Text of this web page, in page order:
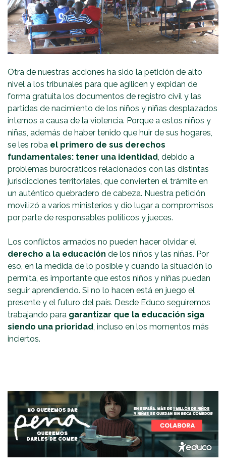
Otra de nuestras acciones ha sido la petición de alto
nivel a los tribunales para que agilicen y expidan de
forma gratuita los documentos de registro civil y las
partidas de nacimiento de los niños y niñas desplazados
internos a causa de la violencia. Porque a estos niños y
niñas, además de haber tenido que huir de sus hogares,
se les roba el primero de sus derechos
fundamentales: tener una identidad, debido a
problemas burocráticos relacionados con las distintas
jurisdicciones territoriales, que convierten el trámite en
un auténtico quebradero de cabeza. Nuestra petición
movilizó a varios ministerios y dio lugar a compromisos
por parte de responsables políticos y jueces.
Los conflictos armados no pueden hacer olvidar el
derecho a la educación de los niños y las niñas. Por
eso, en la medida de lo posible y cuando la situación lo
permita, es importante que estos niños y niñas puedan
seguir aprendiendo. Si no lo hacen está en juego el
presente y el futuro del país. Desde Educo seguiremos
trabajando para garantizar que la educación siga
siendo una prioridad, incluso en los momentos más
inciertos.